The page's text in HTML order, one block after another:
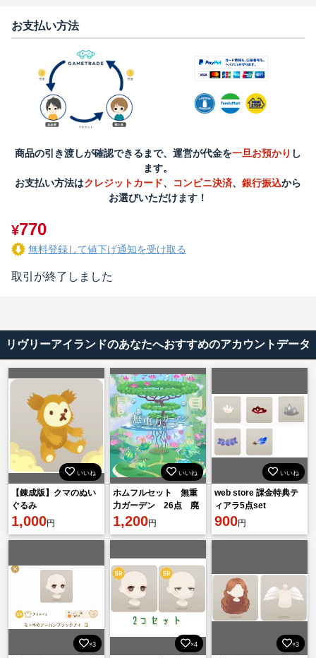
お支払い方法
商品の引き渡しが確認できるまで、運営が代金を一旦お預かり し
ます。
お支払い方法はクレジットカード、 コンビニ決済、 銀行振込から
お選びいただけます！
¥770
無料登録して値下げ通知を受け取る
取引が終了しました
リヴリーアイランドのあなたへおすすめのアカウントデータ
いいね
【錬成版】クマのぬい
ぐるみ
1,000円
いいね
ホムフルセット 無重
力ガーデン 26点 廃
盤
1,200円
いいね
web store 課金特典テ
ィアラ5点set
900円
×3 ×4 ×3